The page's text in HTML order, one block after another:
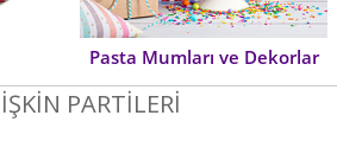
Pasta Mumları ve Dekorlar
PARTİLERİ